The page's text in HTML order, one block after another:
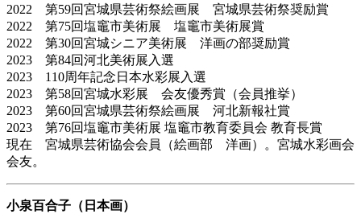
2022 第59回宮城県芸術祭絵画展 宮城県芸術祭奨励賞
2022 第75回塩竈市美術展 塩竈市美術展賞
2022 第30回宮城シニア美術展 洋画の部奨励賞
2023 第84回河北美術展入選
2023 110周年記念日本水彩展入選
2023 第58回宮城水彩展 会友優秀賞（会員推挙）
2023 第60回宮城県芸術祭絵画展 河北新報社賞
2023 第76回塩竈市美術展 塩竈市教育委員会 教育長賞
現在 宮城県芸術協会会員（絵画部 洋画）。宮城水彩画会
会友。
小泉百合子（日本画）